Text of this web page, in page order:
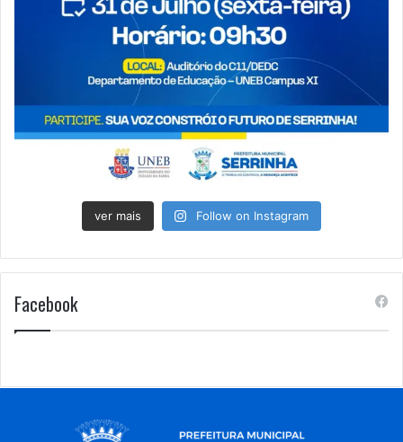
ver mais Follow on Instagram
Facebook